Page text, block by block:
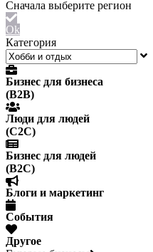
Ok
Категория
Бизнес для бизнеса
(B2B)
Люди для людей
(С2С)
Бизнес для людей
(B2C)
Блоги и маркетинг
События
Другое